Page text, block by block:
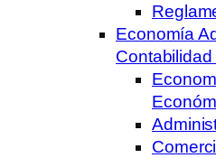
Economía
Contabilidad